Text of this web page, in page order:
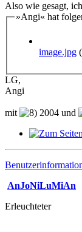
Also wie gesagt,
»Angi« hat
image.jpg
LG,
Angi
mit 2004 und
AnJoNiLuMiAn
Erleuchteter